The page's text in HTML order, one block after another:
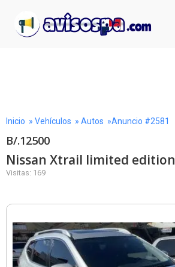
Inicio » Vehículos » Autos »Anuncio #2581
B/.12500
Nissan Xtrail limited edition
Visitas: 169